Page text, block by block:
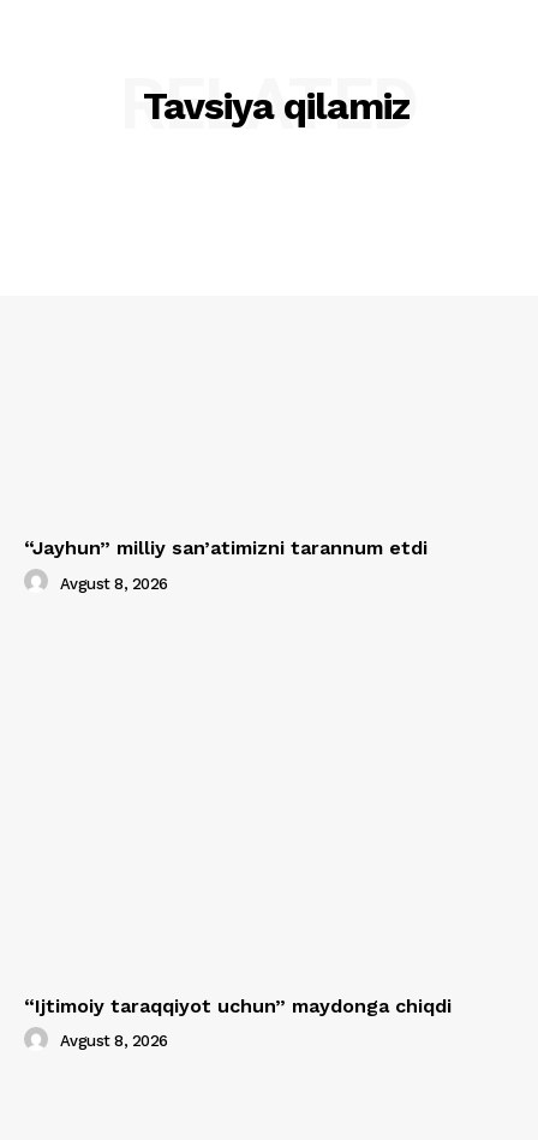
Tavsiya qilamiz
RELATED
“Jayhun” milliy san’atimizni tarannum etdi
Avgust 8, 2026
“Ijtimoiy taraqqiyot uchun” maydonga chiqdi
Avgust 8, 2026